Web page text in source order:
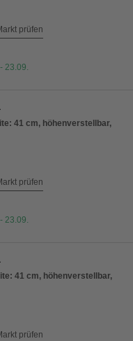
prüfen
23.09.
41 cm, höhenverstellbar,
prüfen
23.09.
41 cm, höhenverstellbar,
prüfen